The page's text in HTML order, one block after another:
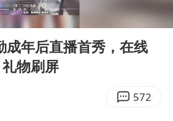
“新疆阿勒泰八月能滑雪”不实
刘国正说向鹏打得很窝囊
山东一元代青花杯离奇失踪
我国外贸延续良好增长态势
00:12
成年后直播首秀，在线
物刷屏
572